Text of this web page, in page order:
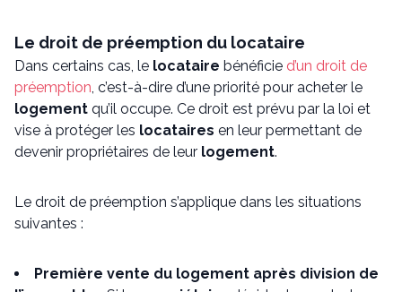
Le droit de préemption du locataire
Dans certains cas, le locataire bénéficie d’un droit de
préemption, c’est-à-dire d’une priorité pour acheter le
logement qu’il occupe. Ce droit est prévu par la loi et
vise à protéger les locataires en leur permettant de
devenir propriétaires de leur logement.
Le droit de préemption s’applique dans les situations
suivantes :
Première vente du logement après division de